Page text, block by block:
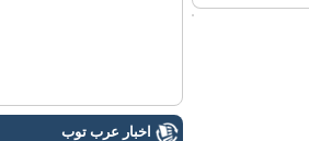
اخبار عرب توب